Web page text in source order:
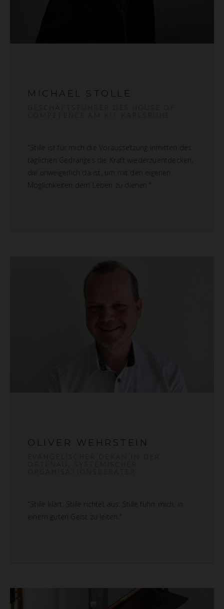
MICHAEL STOLLE
"Stille ist für mich die Voraussetzung inmitten des
täglichen Gedränges die Kraft wiederzuentdecken,
die unweigerlich da ist, um mit den eigenen
Möglichkeiten dem Leben zu dienen."
OLIVER WEHRSTEIN
"Stille klärt. Stille richtet aus. Stille führt mich, in
einem guten Geist zu leiten."